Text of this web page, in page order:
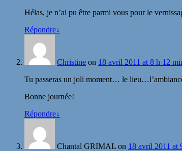
Hélas, je n’ai pu être parmi vous pour le
Répondre↓
Christine on 18 avril 2011 at 8 h 12
Tu passeras un joli moment… le
Bonne journée!
Répondre↓
Chantal GRIMAL on 18 avril 2011 at